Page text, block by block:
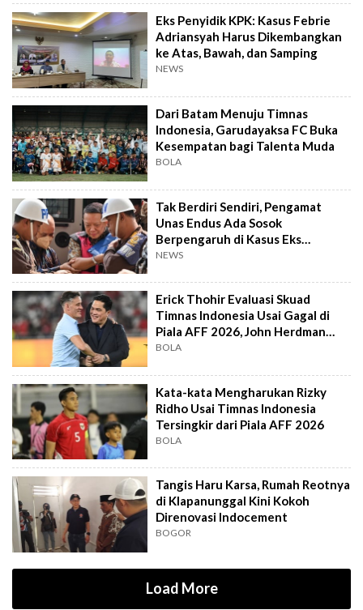
Eks Penyidik KPK: Kasus Febrie
Adriansyah Harus Dikembangkan
ke Atas, Bawah, dan Samping
NEWS
Dari Batam Menuju Timnas
Indonesia, Garudayaksa FC Buka
Kesempatan bagi Talenta Muda
BOLA
Tak Berdiri Sendiri, Pengamat
Unas Endus Ada Sosok
Berpengaruh di Kasus Eks
Jampidsus
NEWS
Erick Thohir Evaluasi Skuad
Timnas Indonesia Usai Gagal di
Piala AFF 2026, John Herdman
Out?
BOLA
Kata-kata Mengharukan Rizky
Ridho Usai Timnas Indonesia
Tersingkir dari Piala AFF 2026
BOLA
Tangis Haru Karsa, Rumah Reotnya
di Klapanunggal Kini Kokoh
Direnovasi Indocement
BOGOR
Load More